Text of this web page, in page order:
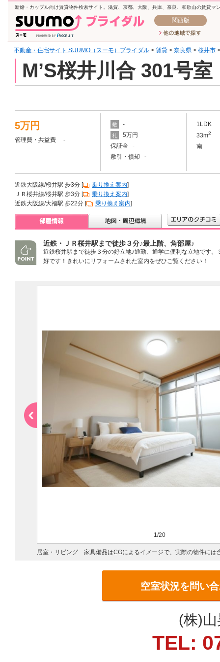
新婚・カップル向け賃貸物件検索サイト。滋賀、京都、大阪、兵庫、奈良、和歌山の賃貸マ
関西版
不動産・住宅サイト SUUMO（スーモ）ブライダル > 賃貸 > 奈良県 > 桜井市
M’S桜井川合 301号室
5万円
管理費・共益費 -
敷 -
礼
5万円
保証金 -
敷引・償却 -
1LDK
33m2
南
近鉄大阪線/桜井駅 歩3分 [ 乗り換え案内]
ＪＲ桜井線/桜井駅 歩3分 [
乗り換え案内]
近鉄大阪線/大福駅 歩22分 [
乗り換え案内]
近鉄・ＪＲ桜井駅まで徒歩３分♪最上階、角部屋♪
近鉄桜井駅まで徒歩３分の好立地♪通勤、通学に便利な立地です
好です！きれいにリフォームされた室内をぜひご覧ください！
1/20
居室・リビング 家具備品はCGによるイメージで、実際の物件には
空室状況を問い
(株)
TEL: